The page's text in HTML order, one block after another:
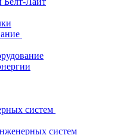
систем
систем